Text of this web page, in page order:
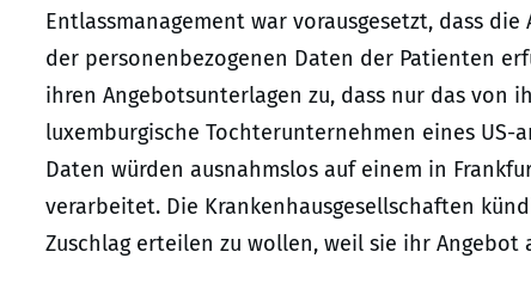
Entlassmanagement war vorausgesetzt, dass
der personenbezogenen Daten der Patienten
ihren Angebotsunterlagen zu, dass nur das von
luxemburgische Tochterunternehmen eines
Daten würden ausnahmslos auf einem in
verarbeitet. Die Krankenhausgesellschaften
Zuschlag erteilen zu wollen, weil sie ihr